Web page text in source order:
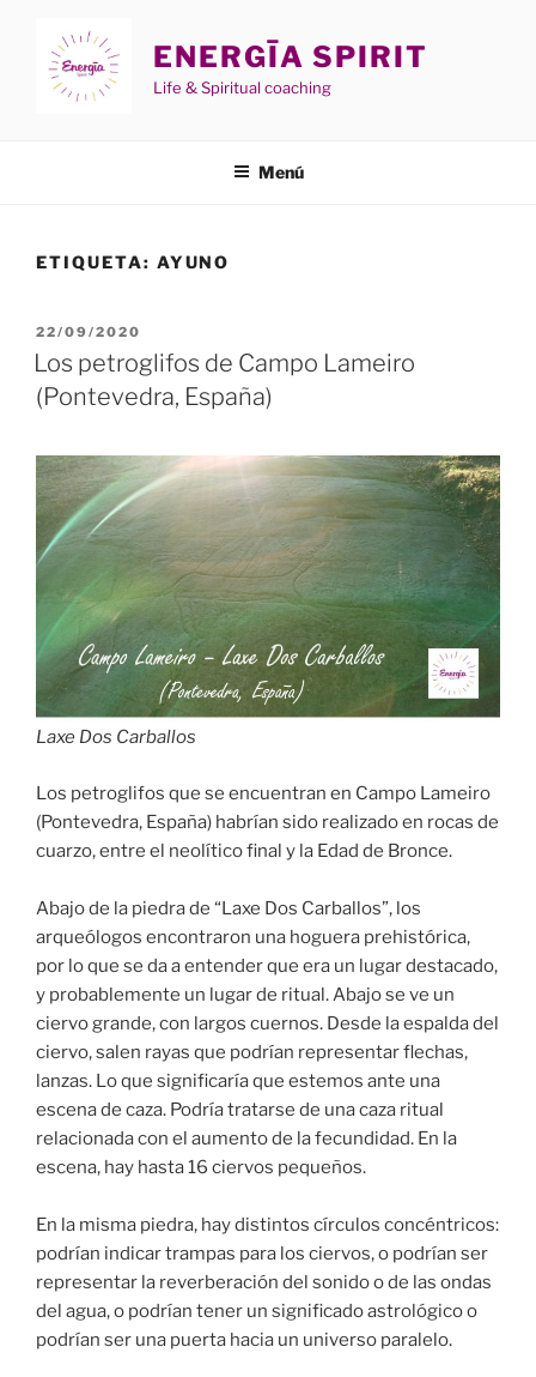
contenido
ENERGĪA SPIRIT
Life & Spiritual coaching
Menú
ETIQUETA: AYUNO
PUBLICADO
EL
22/09/2020
Los petroglifos de Campo Lameiro
(Pontevedra, España)
Laxe Dos Carballos
Los petroglifos que se encuentran en Campo Lameiro
(Pontevedra, España) habrían sido realizado en rocas de
cuarzo, entre el neolítico final y la Edad de Bronce.
Abajo de la piedra de “Laxe Dos Carballos”, los
arqueólogos encontraron una hoguera prehistórica,
por lo que se da a entender que era un lugar destacado,
y probablemente un lugar de ritual. Abajo se ve un
ciervo grande, con largos cuernos. Desde la espalda del
ciervo, salen rayas que podrían representar flechas,
lanzas. Lo que significaría que estemos ante una
escena de caza. Podría tratarse de una caza ritual
relacionada con el aumento de la fecundidad. En la
escena, hay hasta 16 ciervos pequeños.
En la misma piedra, hay distintos círculos concéntricos:
podrían indicar trampas para los ciervos, o podrían ser
representar la reverberación del sonido o de las ondas
del agua, o podrían tener un significado astrológico o
podrían ser una puerta hacia un universo paralelo.